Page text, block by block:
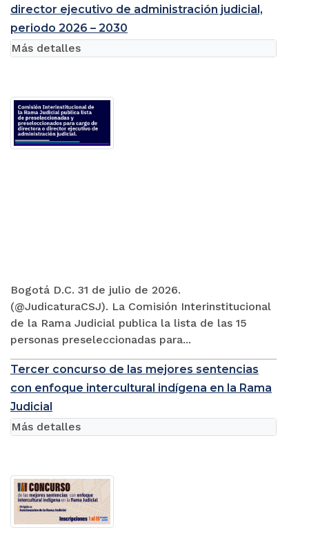
director ejecutivo de administración judicial,
periodo 2026 – 2030
Bogotá D.C. 31 de julio de 2026.
(@JudicaturaCSJ). La Comisión Interinstitucional
de la Rama Judicial publica la lista de las 15
personas preseleccionadas para...
Más detalles
Tercer concurso de las mejores sentencias
con enfoque intercultural indígena en la Rama
Judicial
Más detalles